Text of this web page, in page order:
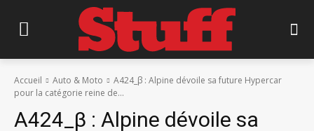
Accueil Auto & Moto
A424_β : Alpine dévoile sa future Hypercar
pour la catégorie reine de...
A424_β : Alpine dévoile sa